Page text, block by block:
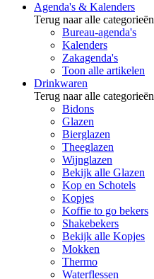
Agenda's & Kalenders
Terug naar alle categorieën
Bureau-agenda's
Kalenders
Zakagenda's
Toon alle artikelen
Drinkwaren
Terug naar alle categorieën
Bidons
Glazen
Bierglazen
Theeglazen
Wijnglazen
Bekijk alle Glazen
Kop en Schotels
Kopjes
Koffie to go bekers
Shakebekers
Bekijk alle Kopjes
Mokken
Thermo
Waterflessen